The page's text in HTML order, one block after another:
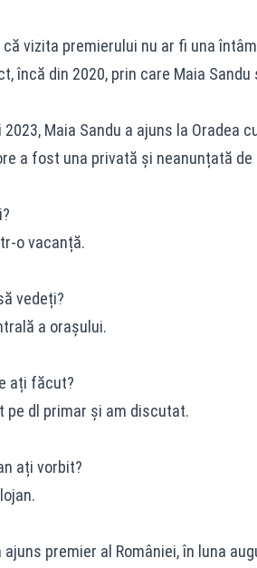
vizita premierului nu ar fi una
încă din 2020, prin care Maia
Maia Sandu a ajuns la Oradea
a fost una privată și neanunțată
o vacanță.
vedeți?
a orașului.
ați făcut?
pe dl primar și am discutat.
ați vorbit?
premier al României, în luna